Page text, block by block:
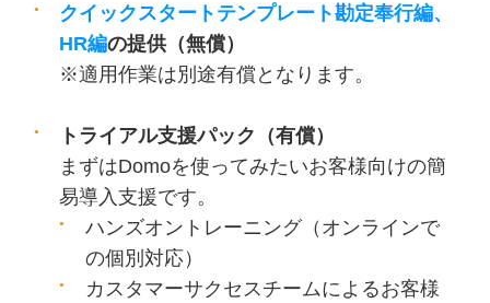
クイックスタートテンプレート勘定奉行編、
HR編の提供（無償）
※適用作業は別途有償となります。
トライアル支援パック（有償）
まずはDomoを使ってみたいお客様向けの簡
易導入支援です。
ハンズオントレーニング（オンラインで
の個別対応）
カスタマーサクセスチームによるお客様